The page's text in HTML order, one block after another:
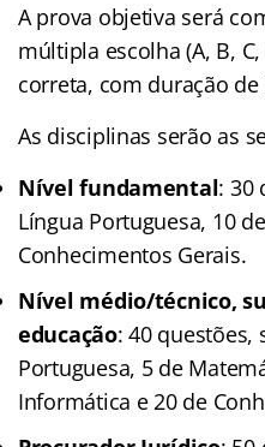
A prova objetiva será
múltipla escolha (A, B,
correta, com duração de
As disciplinas serão as
Nível fundamental: 30
Língua Portuguesa, 10
Conhecimentos Gerais.
Nível médio/técnico,
educação: 40 questões,
Portuguesa, 5 de
Informática e 20 de